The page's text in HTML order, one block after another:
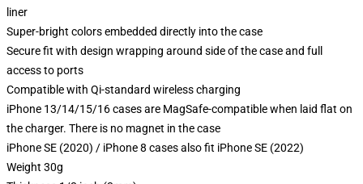
liner
Super-bright colors embedded directly into the case
Secure fit with design wrapping around side of the case and full
access to ports
Compatible with Qi-standard wireless charging
iPhone 13/14/15/16 cases are MagSafe-compatible when laid flat on
the charger. There is no magnet in the case
iPhone SE (2020) / iPhone 8 cases also fit iPhone SE (2022)
Weight 30g